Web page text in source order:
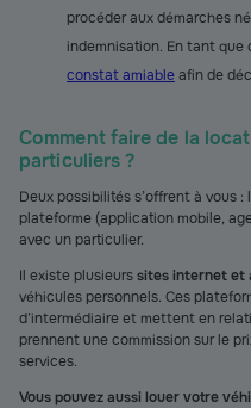
procéder aux démarches
indemnisation. En tant que
constat amiableafin de
Comment faire de la
particuliers ?
Deux possibilités s’offrent à vous
plateforme (application mobile,
avec un particulier.
Il existe plusieurssites internet et
véhicules personnels. Ces
d’intermédiaire et mettent en
prennent une commission sur le
services.
Vous pouvez aussi louer votre